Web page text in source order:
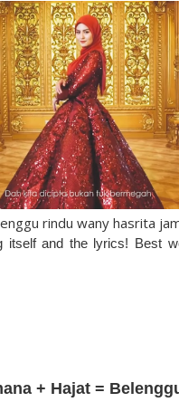
rindu wany hasrita
itself and the lyrics! Best
+ Hajat =